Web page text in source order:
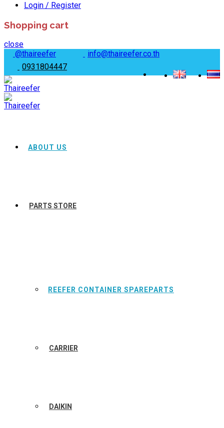
Login / Register
Shopping cart
close
@thaireefer
info@thaireefer.co.th
0931804447
ABOUT US
PARTS STORE
REEFER CONTAINER SPAREPARTS
CARRIER
DAIKIN